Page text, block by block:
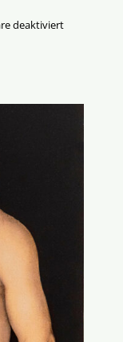
deaktiviertfür
blind?